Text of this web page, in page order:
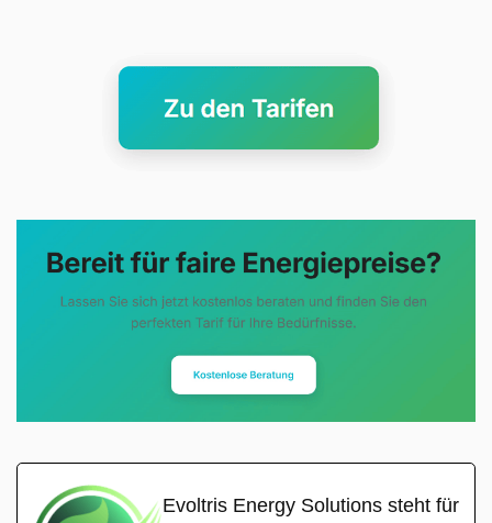
Evoltris Energy Solutions steht für